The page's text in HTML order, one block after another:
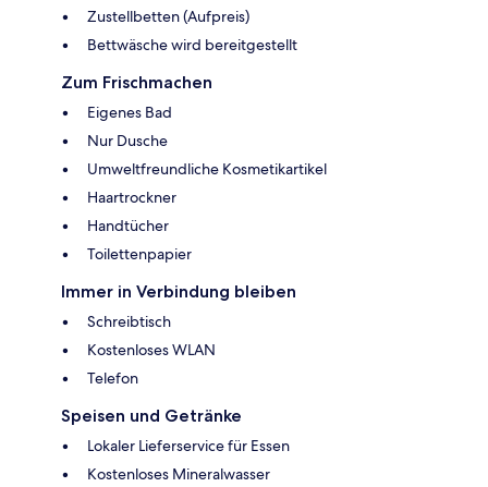
Zustellbetten (Aufpreis)
Bettwäsche wird bereitgestellt
Zum Frischmachen
Eigenes Bad
Nur Dusche
Umweltfreundliche Kosmetikartikel
Haartrockner
Handtücher
Toilettenpapier
Immer in Verbindung bleiben
Schreibtisch
Kostenloses WLAN
Telefon
Speisen und Getränke
Lokaler Lieferservice für Essen
Kostenloses Mineralwasser